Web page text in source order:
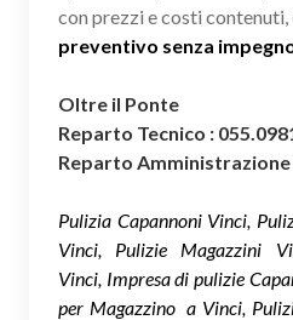
con prezzi e costi contenuti,
preventivo senza
Oltre il Ponte
Reparto Tecnico :
Reparto Amministrazione
Pulizia Capannoni Vinci,
Vinci, Pulizie Magazzini
Vinci, Impresa di pulizie
per Magazzino a Vinci,